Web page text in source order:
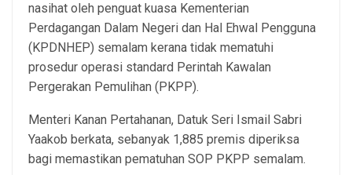
nasihat oleh penguat kuasa Kementerian
Perdagangan Dalam Negeri dan Hal Ehwal Pengguna
(KPDNHEP) semalam kerana tidak mematuhi
prosedur operasi standard Perintah Kawalan
Pergerakan Pemulihan (PKPP).
Menteri Kanan Pertahanan, Datuk Seri Ismail Sabri
Yaakob berkata, sebanyak 1,885 premis diperiksa
bagi memastikan pematuhan SOP PKPP semalam.